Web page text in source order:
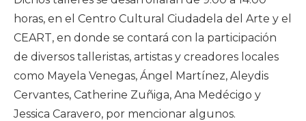
horas, en el Centro Cultural Ciudadela del Arte y el
CEART, en donde se contará con la participación
de diversos talleristas, artistas y creadores locales
como Mayela Venegas, Ángel Martínez, Aleydis
Cervantes, Catherine Zuñiga, Ana Medécigo y
Jessica Caravero, por mencionar algunos.